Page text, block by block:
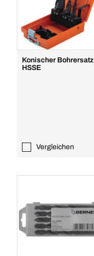
Konischer Bohrersatz
HSSE
Vergleichen